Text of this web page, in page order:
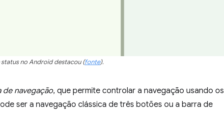
no Android destacou(fonte).
de navegação, que permite controlar a navegação usando os
ser a navegação clássica de três botões ou a barra de